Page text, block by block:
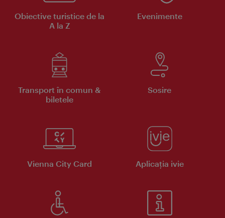
Obiective turistice de la
A la Z
Evenimente
Transport în comun &
biletele
Sosire
Vienna City Card Aplicaţia ivie